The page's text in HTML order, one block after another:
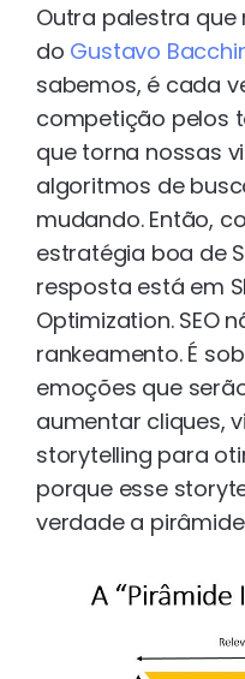
Outra palestra
do Gustavo
sabemos, é cada
competição pelos
que torna nossas
algoritmos de
mudando. Então,
estratégia boa de
resposta está em
Optimization. SEO
rankeamento. É
emoções que
aumentar cliques,
storytelling para
porque esse
verdade a